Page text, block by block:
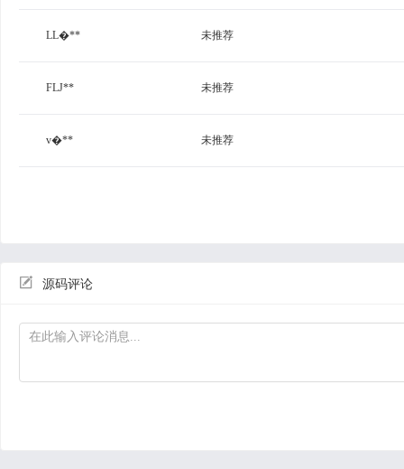
LL�** 未推荐
FLJ** 未推荐
v�** 未推荐
 源码评论